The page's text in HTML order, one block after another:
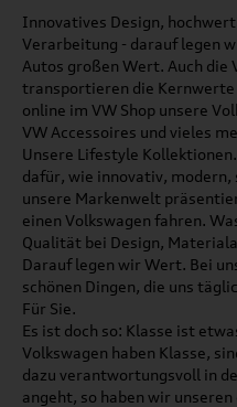
Innovatives Design,
Verarbeitung - darauf legen
Autos großen Wert. Auch die
transportieren die Kernwerte
online im VW Shop unsere
VW Accessoires und vieles
Unsere Lifestyle
dafür, wie innovativ,
unsere Markenwelt
einen Volkswagen fahren.
Qualität bei Design,
Darauf legen wir Wert. Bei
schönen Dingen, die uns
Für Sie.
Es ist doch so: Klasse ist
Volkswagen haben Klasse,
dazu verantwortungsvoll in
angeht, so haben wir